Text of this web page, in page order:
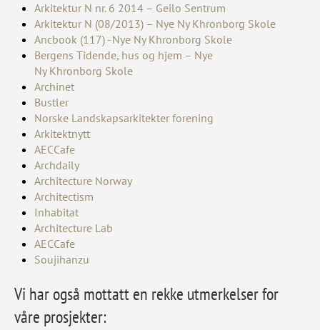
Arkitektur N nr. 6 2014 – Geilo Sentrum
Arkitektur N (08/2013) – Nye Ny Khronborg Skole
Ancbook (117) - Nye Ny Khronborg Skole
Bergens Tidende, hus og hjem – Nye
Ny Khronborg Skole
Archinet
Bustler
Norske Landskapsarkitekter forening
Arkitektnytt
AECCafe
Archdaily
Architecture Norway
Architectism
Inhabitat
Architecture Lab
AECCafe
Soujihanzu
Vi har også mottatt en rekke utmerkelser for
våre prosjekter: